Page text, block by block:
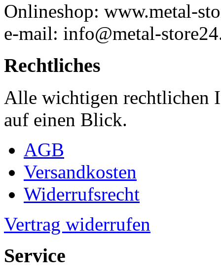
Onlineshop: www.metal-
e-mail: info@metal-
Rechtliches
Alle wichtigen rechtlichen
auf einen Blick.
AGB
Versandkosten
Widerrufsrecht
Vertrag widerrufen
Service